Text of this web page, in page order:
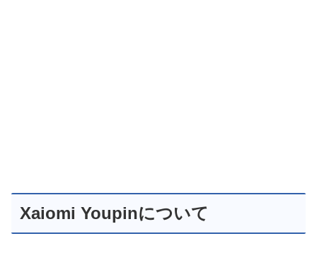
Xaiomi Youpinについて